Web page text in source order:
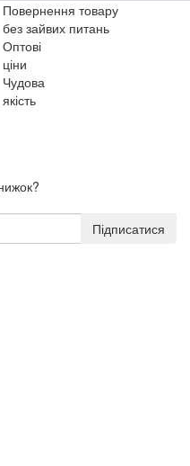
Повернення товару
без зайвих питань
Оптові
ціни
Чудова
якість
Підписатися